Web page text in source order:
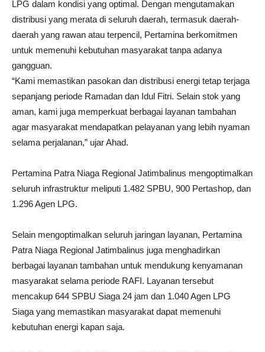
LPG dalam kondisi yang optimal. Dengan mengutamakan
distribusi yang merata di seluruh daerah, termasuk daerah-
daerah yang rawan atau terpencil, Pertamina berkomitmen
untuk memenuhi kebutuhan masyarakat tanpa adanya
gangguan.
“Kami memastikan pasokan dan distribusi energi tetap terjaga
sepanjang periode Ramadan dan Idul Fitri. Selain stok yang
aman, kami juga memperkuat berbagai layanan tambahan
agar masyarakat mendapatkan pelayanan yang lebih nyaman
selama perjalanan,” ujar Ahad.
Pertamina Patra Niaga Regional Jatimbalinus mengoptimalkan
seluruh infrastruktur meliputi 1.482 SPBU, 900 Pertashop, dan
1.296 Agen LPG.
Selain mengoptimalkan seluruh jaringan layanan, Pertamina
Patra Niaga Regional Jatimbalinus juga menghadirkan
berbagai layanan tambahan untuk mendukung kenyamanan
masyarakat selama periode RAFI. Layanan tersebut
mencakup 644 SPBU Siaga 24 jam dan 1.040 Agen LPG
Siaga yang memastikan masyarakat dapat memenuhi
kebutuhan energi kapan saja.